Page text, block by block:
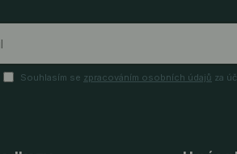
Souhlasím se zpracováním osobních údajů za